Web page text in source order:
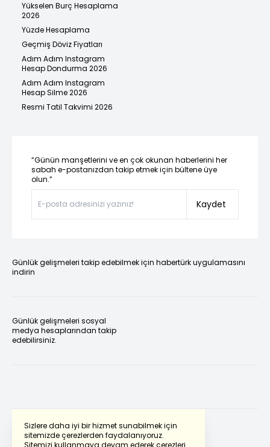
Sizlere daha iyi bir hizmet sunabilmek için
sitemizde çerezlerden faydalanıyoruz.
Sitemizi kullanmaya devam ederek çerezleri
Yükselen Burç Hesaplama
2026
Yüzde Hesaplama
Geçmiş Döviz Fiyatları
Adım Adım Instagram
Hesap Dondurma 2026
Adım Adım Instagram
Hesap Silme 2026
Resmi Tatil Takvimi 2026
“Günün manşetlerini ve en çok okunan haberlerini her
sabah e-postanızdan takip etmek için bültene üye
olun.”
Kaydet
Günlük gelişmeleri takip edebilmek için habertürk uygulamasını
indirin
Günlük gelişmeleri sosyal
medya hesaplarından takip
edebilirsiniz.